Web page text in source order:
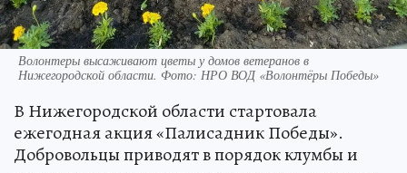
Волонтеры высаживают цветы у домов ветеранов в
Нижегородской области. Фото: НРО ВОД «Волонтёры Победы»
В Нижегородской области стартовала
ежегодная акция «Палисадник Победы».
Добровольцы приводят в порядок клумбы и